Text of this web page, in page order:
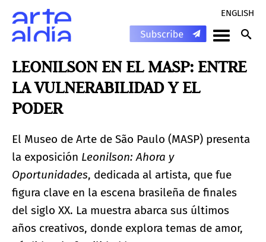
ENGLISH
LEONILSON EN EL MASP: ENTRE
LA VULNERABILIDAD Y EL
PODER
El Museo de Arte de São Paulo (MASP) presenta
la exposición Leonilson: Ahora y
Oportunidades, dedicada al artista, que fue
figura clave en la escena brasileña de finales
del siglo XX. La muestra abarca sus últimos
años creativos, donde explora temas de amor,